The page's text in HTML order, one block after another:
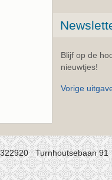
Blijf op de
nieuwtjes!
Vorige
Turnhoutsebaan